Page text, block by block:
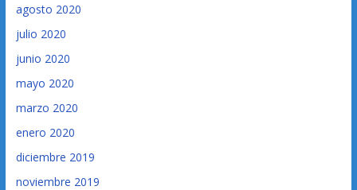
agosto 2020
julio 2020
junio 2020
mayo 2020
marzo 2020
enero 2020
diciembre 2019
noviembre 2019